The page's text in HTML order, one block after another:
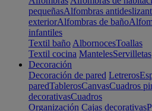
pequeñasAlfombras
exteriorAlfombras de baño
infantiles
Textil baño AlbornocesToallas
Textil cocina MantelesServilletas
Decoración
Decoración de pared Letreros
paredTablerosCanvasCuadros
decorativasCuadros
Organización Cajas decorativas